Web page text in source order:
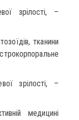
зрілості, –
тканини
зрілості, –
медицині